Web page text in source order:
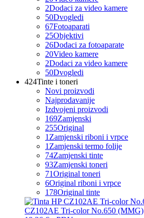
2Dodaci za video kamere
50Dvogledi
67Fotoaparati
25Objektivi
26Dodaci za fotoaparate
20Video kamere
2Dodaci za video kamere
50Dvogledi
424Tinte i toneri
Novi proizvodi
Najprodavanije
Izdvojeni proizvodi
169Zamjenski
255Original
1 Zamjenski riboni i vrpce
1 Zamjenski termo folije
74Zamjenski tinte
93Zamjenski toneri
71Original toneri
6Original riboni i vrpce
178Original tinte
CZ102AE Tri-color No.650 (MMG)